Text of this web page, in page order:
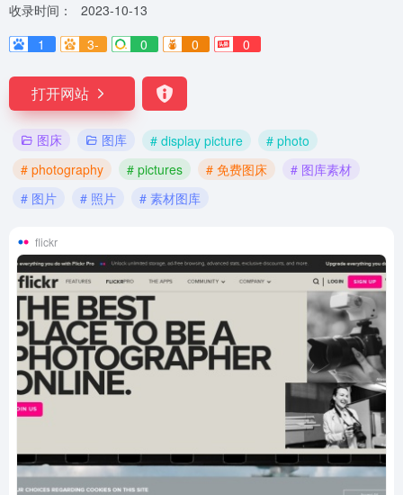
收录时间：
2023-10-13
1
3- 0 0 0
打开网站
图床 图库 # display picture
# photo
# photography
# pictures # 免费图床
# 图库素材
# 图片
# 照片 # 素材图库
flickr